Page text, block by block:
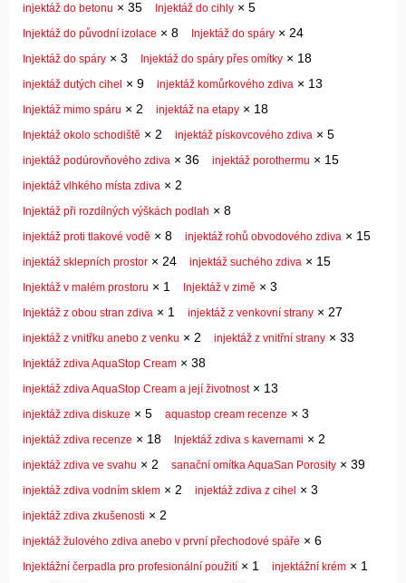
injektáž do betonu × 35 Injektáž do cihly × 5
Injektáž do původní izolace × 8 Injektáž do spáry × 24
Injektáž do spáry × 3 Injektáž do spáry přes omítky × 18
injektáž dutých cihel × 9 injektáž komůrkového zdiva × 13
Injektáž mimo spáru × 2 injektáž na etapy × 18
Injektáž okolo schodiště × 2 injektáž pískovcového zdiva × 5
injektáž podúrovňového zdiva × 36 injektáž porothermu × 15
injektáž vlhkého místa zdiva × 2
Injektáž při rozdílných výškách podlah × 8
injektáž proti tlakové vodě × 8 injektáž rohů obvodového zdiva × 15
injektáž sklepních prostor × 24 injektáž suchého zdiva × 15
Injektáž v malém prostoru × 1 Injektáž v zimě × 3
Injektáž z obou stran zdiva × 1 injektáž z venkovní strany × 27
injektáž z vnitřku anebo z venku × 2 injektáž z vnitřní strany × 33
Injektáž zdiva AquaStop Cream × 38
injektáž zdiva AquaStop Cream a její životnost× 13
injektáž zdiva diskuze × 5 aquastop cream recenze × 3
injektáž zdiva recenze × 18 Injektáž zdiva s kavernami × 2
injektáž zdiva ve svahu × 2 sanační omítka AquaSan Porosity × 39
injektáž zdiva vodním sklem × 2 injektáž zdiva z cihel × 3
injektáž zdiva zkušenosti × 2
injektáž žulového zdiva anebo v první přechodové spáře × 6
Injektážní čerpadla pro profesionální použití × 1 injektážní krém × 1